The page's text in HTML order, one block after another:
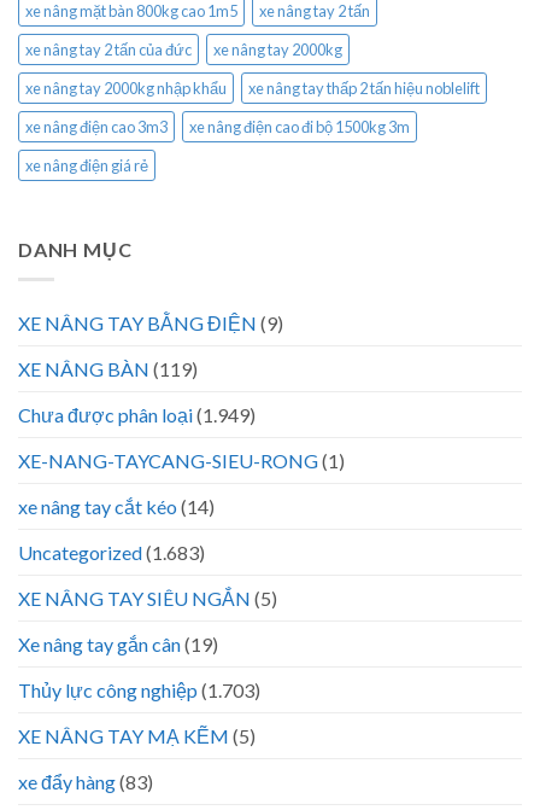
xe nâng mặt bàn 800kg cao 1m5
xe nâng tay 2 tấn
xe nâng tay 2 tấn của đức
xe nâng tay 2000kg
xe nâng tay 2000kg nhập khẩu
xe nâng tay thấp 2 tấn hiệu noblelift
xe nâng điện cao 3m3
xe nâng điện cao đi bộ 1500kg 3m
xe nâng điện giá rẻ
DANH MỤC
XE NÂNG TAY BẰNG ĐIỆN (9)
XE NÂNG BÀN (119)
Chưa được phân loại(1.949)
XE-NANG-TAYCANG-SIEU-RONG(1)
xe nâng tay cắt kéo (14)
Uncategorized(1.683)
XE NÂNG TAY SIÊU NGẮN (5)
Xe nâng tay gắn cân(19)
Thủy lực công nghiệp (1.703)
XE NÂNG TAY MẠ KẼM (5)
xe đẩy hàng(83)